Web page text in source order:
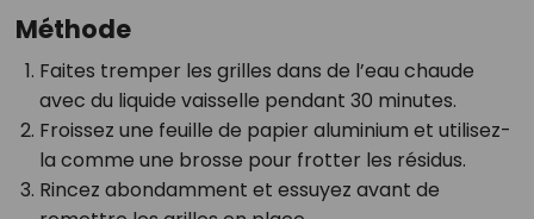
Méthode
Faites tremper les grilles dans de l’eau chaude
avec du liquide vaisselle pendant 30 minutes.
Froissez une feuille de papier aluminium et utilisez-
la comme une brosse pour frotter les résidus.
Rincez abondamment et essuyez avant de